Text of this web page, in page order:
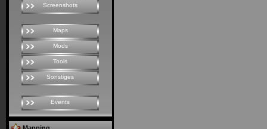
Screenshots
Maps
Mods
Tools
Sonstiges
Events